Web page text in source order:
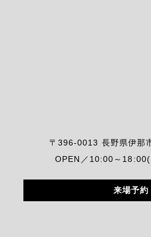
〒396-0013 長野県伊那
OPEN／10:00～18:00(
来場予約